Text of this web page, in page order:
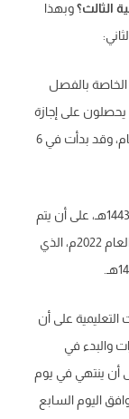
الثالث؟وبهذا
الخاصة بالفصل
يحصلون على إجازة
نصف العام الدراسي والتي تصل مدتها إلى عشرة أيام، وقد بدأت في 6
و الموافق هجريا يوم 3 من شهر جمادي الآخر لعام 1443هـ، على أن يتم
انتهاء العطلة المدرسية في تمام اليوم 16 يناير من العام 2022م، الذي
على أن
والبدء في
أن ينتهي في يوم
سوف يوافق اليوم السابع